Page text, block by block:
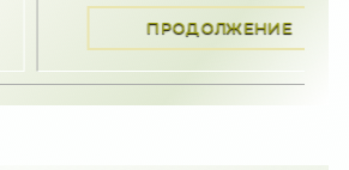
ПРОДОЛЖЕНИЕ